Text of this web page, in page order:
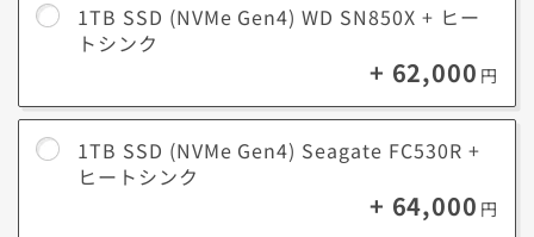
1TB SSD (NVMe Gen4) WD SN850X + ヒー
トシンク
+ 62,000 円
1TB SSD (NVMe Gen4) Seagate FC530R +
ヒートシンク
+ 64,000 円